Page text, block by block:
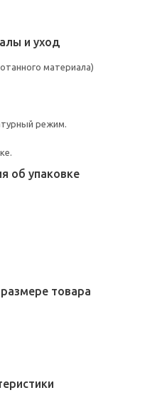
и уход
материала)
режим.
об упаковке
товара